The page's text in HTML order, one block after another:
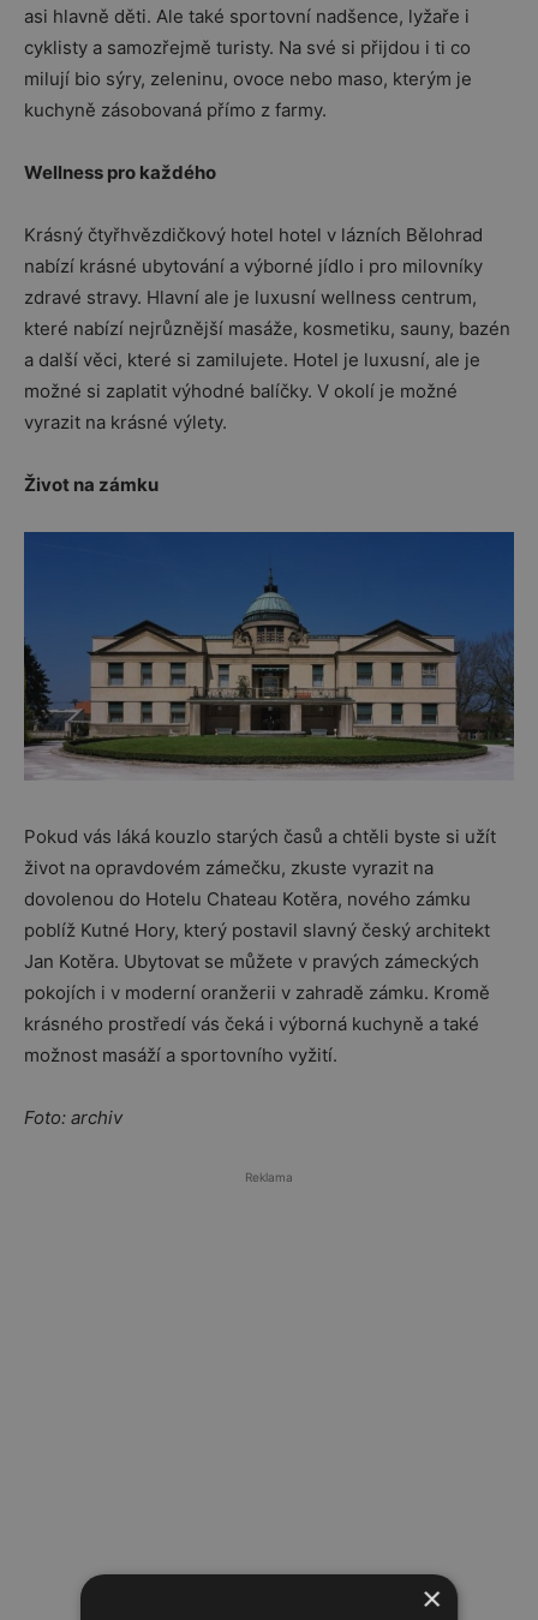
asi hlavně děti. Ale také sportovní nadšence, lyžaře i
cyklisty a samozřejmě turisty. Na své si přijdou i ti co
milují bio sýry, zeleninu, ovoce nebo maso, kterým je
kuchyně zásobovaná přímo z farmy.
Wellness pro každého
Krásný čtyřhvězdičkový hotel hotel v lázních Bělohrad
nabízí krásné ubytování a výborné jídlo i pro milovníky
zdravé stravy. Hlavní ale je luxusní wellness centrum,
které nabízí nejrůznější masáže, kosmetiku, sauny, bazén
a další věci, které si zamilujete. Hotel je luxusní, ale je
možné si zaplatit výhodné balíčky. V okolí je možné
vyrazit na krásné výlety.
Život na zámku
Pokud vás láká kouzlo starých časů a chtěli byste si užít
život na opravdovém zámečku, zkuste vyrazit na
dovolenou do Hotelu Chateau Kotěra, nového zámku
poblíž Kutné Hory, který postavil slavný český architekt
Jan Kotěra. Ubytovat se můžete v pravých zámeckých
pokojích i v moderní oranžerii v zahradě zámku. Kromě
krásného prostředí vás čeká i výborná kuchyně a také
možnost masáží a sportovního vyžití.
Foto: archiv
Reklama
×